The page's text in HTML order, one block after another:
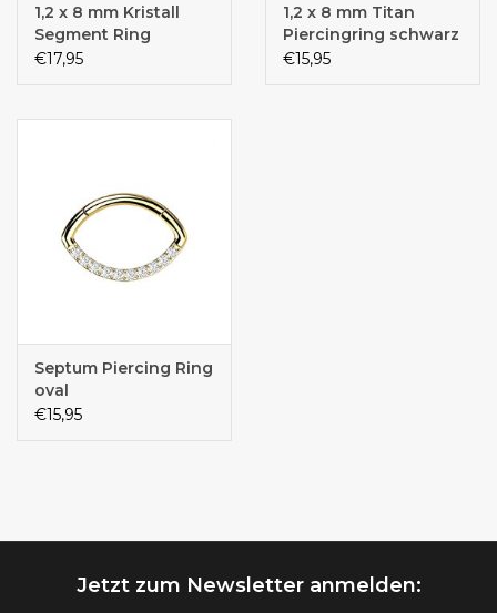
1,2 x 8 mm Kristall
Segment Ring
€17,95
1,2 x 8 mm Titan
Piercingring schwarz
€15,95
Septum Piercing Ring
oval
€15,95
Jetzt zum Newsletter anmelden: